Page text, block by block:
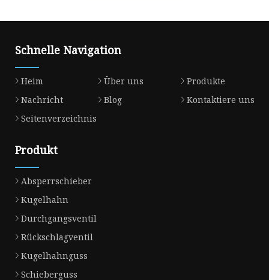
Schnelle Navigation
Heim Über uns
Produkte
Nachricht
Blog
Kontaktiere uns
Seitenverzeichnis
Produkt
Absperrschieber
Kugelhahn
Durchgangsventil
Rückschlagventil
Kugelhahnguss
Schieberguss